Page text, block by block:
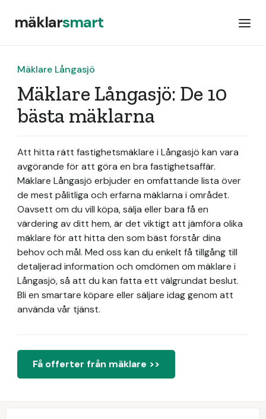
mäklarsmart
Mäklare Långasjö
Mäklare Långasjö: De 10
bästa mäklarna
Att hitta rätt fastighetsmäklare i Långasjö kan vara
avgörande för att göra en bra fastighetsaffär.
Mäklare Långasjö erbjuder en omfattande lista över
de mest pålitliga och erfarna mäklarna i området.
Oavsett om du vill köpa, sälja eller bara få en
värdering av ditt hem, är det viktigt att jämföra olika
mäklare för att hitta den som bäst förstår dina
behov och mål. Med oss kan du enkelt få tillgång till
detaljerad information och omdömen om mäklare i
Långasjö, så att du kan fatta ett välgrundat beslut.
Bli en smartare köpare eller säljare idag genom att
använda vår tjänst.
Få offerter från mäklare >>